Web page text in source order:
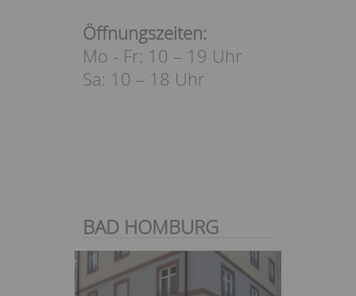
Öffnungszeiten:
Mo - Fr: 10 – 19 Uhr
Sa: 10 – 18 Uhr
BAD HOMBURG